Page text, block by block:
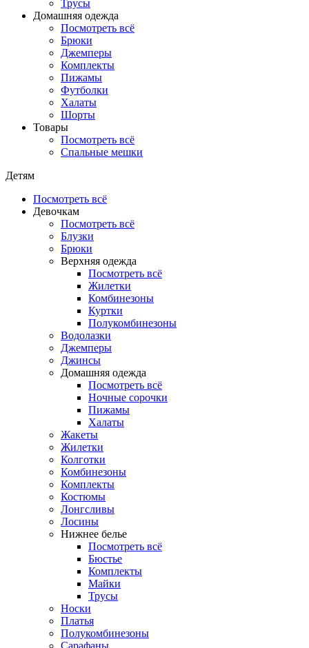
Трусы
Домашняя одежда
Посмотреть всё
Брюки
Джемперы
Комплекты
Пижамы
Футболки
Халаты
Шорты
Товары
Посмотреть всё
Спальные мешки
Детям
Посмотреть всё
Девочкам
Посмотреть всё
Блузки
Брюки
Верхняя одежда
Посмотреть всё
Жилетки
Комбинезоны
Куртки
Полукомбинезоны
Водолазки
Джемперы
Джинсы
Домашняя одежда
Посмотреть всё
Ночные сорочки
Пижамы
Халаты
Жакеты
Жилетки
Колготки
Комбинезоны
Комплекты
Костюмы
Лонгсливы
Лосины
Нижнее белье
Посмотреть всё
Бюстье
Комплекты
Майки
Трусы
Носки
Платья
Полукомбинезоны
Сарафаны